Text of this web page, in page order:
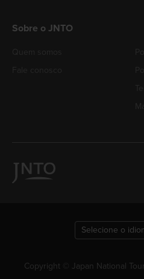
Sobre o JNTO
Copyright © Japan National